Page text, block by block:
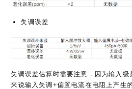
失调误差
失调误差估算时需要注意，因为输入级
来说输入失调+偏置电流在电阻上产生